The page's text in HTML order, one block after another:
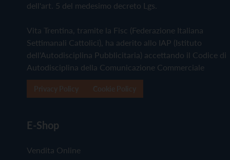
dell'art. 5 del medesimo decreto Lgs.
Vita Trentina, tramite la Fisc (Federazione Italiana
Settimanali Cattolici), ha aderito allo IAP (Istituto
dell'Autodisciplina Pubblicitaria) accettando il Codice di
Autodisciplina della Comunicazione Commerciale
E-Shop
Vendita Online